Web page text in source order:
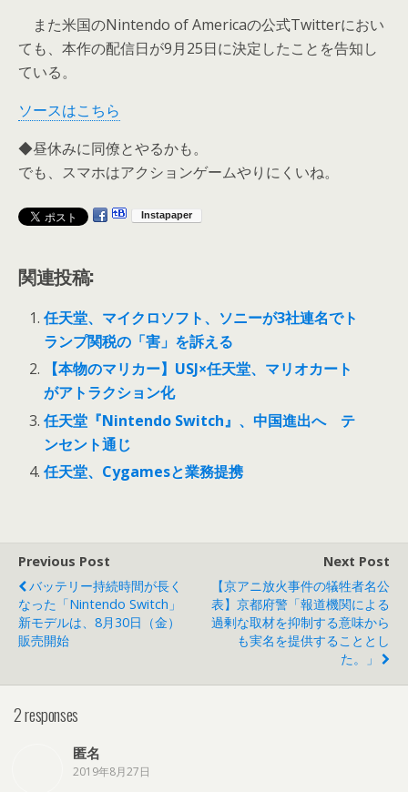
また米国のNintendo of Americaの公式Twitterにおい
ても、本作の配信日が9月25日に決定したことを告知し
ている。
ソースはこちら
◆昼休みに同僚とやるかも。
でも、スマホはアクションゲームやりにくいね。
関連投稿:
任天堂、マイクロソフト、ソニーが3社連名でト
ランプ関税の「害」を訴える
【本物のマリカー】USJ×任天堂、マリオカート
がアトラクション化
任天堂『Nintendo Switch』、中国進出へ テ
ンセント通じ
任天堂、Cygamesと業務提携
Previous Post
バッテリー持続時間が長く
なった「Nintendo Switch」
新モデルは、8月30日（金）
販売開始
Next Post
【京アニ放火事件の犠牲者名公
表】京都府警「報道機関による
過剰な取材を抑制する意味から
も実名を提供することとし
た。」
2 responses
匿名
2019年8月27日